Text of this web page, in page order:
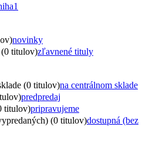
1
novinky
titulov)zľavnené tituly
(0 titulov)na centrálnom sklade
predpredaj
titulov)pripravujeme
(0 titulov)dostupná (bez